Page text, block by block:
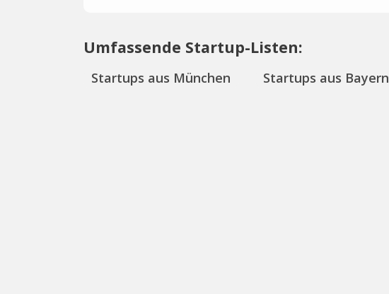
Umfassende Startup-Listen:
Startups aus München Startups aus Bayern